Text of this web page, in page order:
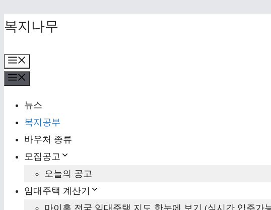
Skip
content
복지나무
뉴스
복지공부
바우처 종류
모집공고
오늘의 공고
임대주택 계산기
마이홈 전국 임대주택 지도 한눈에 보기 (실시간 입주가